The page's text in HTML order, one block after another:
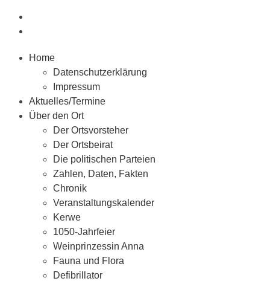
Home
Datenschutzerklärung
Impressum
Aktuelles/Termine
Über den Ort
Der Ortsvorsteher
Der Ortsbeirat
Die politischen Parteien
Zahlen, Daten, Fakten
Chronik
Veranstaltungskalender
Kerwe
1050-Jahrfeier
Weinprinzessin Anna
Fauna und Flora
Defibrillator